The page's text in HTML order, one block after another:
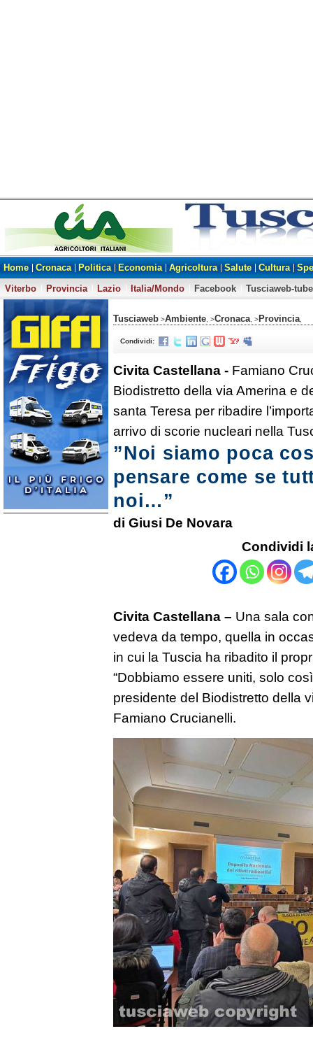
Home Cronaca Politica Economia Agricoltura Salute Cultura
Viterbo
Provincia Lazio Italia/Mondo Facebook Tusciaweb-tube
Tusciaweb >Ambiente , >Cronaca , >Provincia
Condividi:
Civita Castellana - Famiano
Biodistretto della via Amerina e
santa Teresa per ribadire
arrivo di scorie nucleari nella
”Noi siamo poca
pensare come se
noi…”
di Giusi De Novara
Condividi
Civita Castellana – Una sala
vedeva da tempo, quella in
in cui la Tuscia ha ribadito il
“Dobbiamo essere uniti, solo
presidente del Biodistretto della
Famiano Crucianelli.